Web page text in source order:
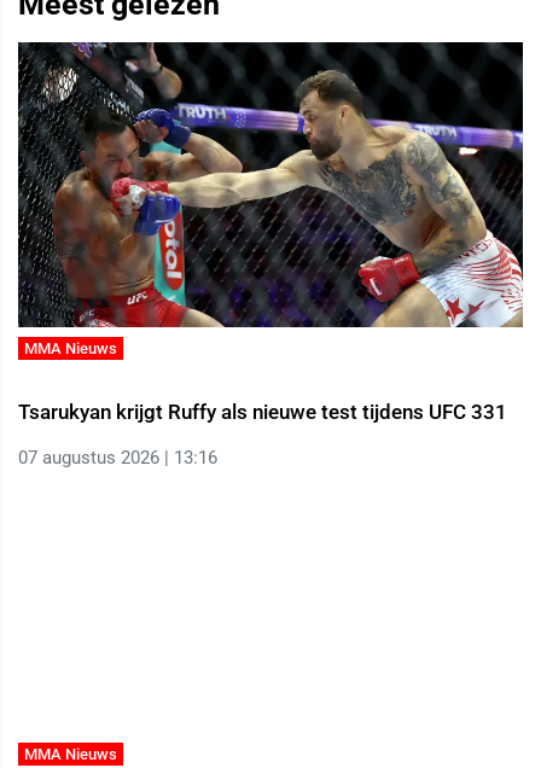
MMA Nieuws
Tsarukyan krijgt Ruffy als nieuwe test tijdens UFC 331
07 augustus 2026 | 13:16
MMA Nieuws